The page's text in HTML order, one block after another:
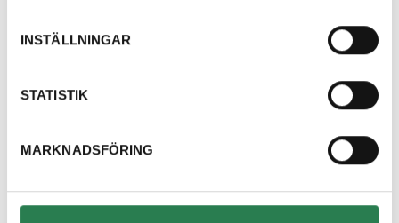
INSTÄLLNINGAR
STATISTIK
MARKNADSFÖRING
Hittar du inte svar
att hjälpa dig och svara på dina frågor.